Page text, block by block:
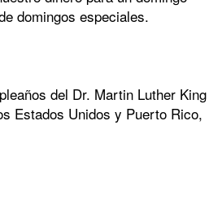
domingos especiales.
del Dr. Martin Luther King
Estados Unidos y Puerto Rico,